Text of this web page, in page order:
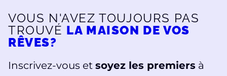
VOUS N'AVEZ TOUJOURS PAS
TROUVÉ LA MAISON DE VOS
RÊVES?
Inscrivez-vous et soyez les premiers à